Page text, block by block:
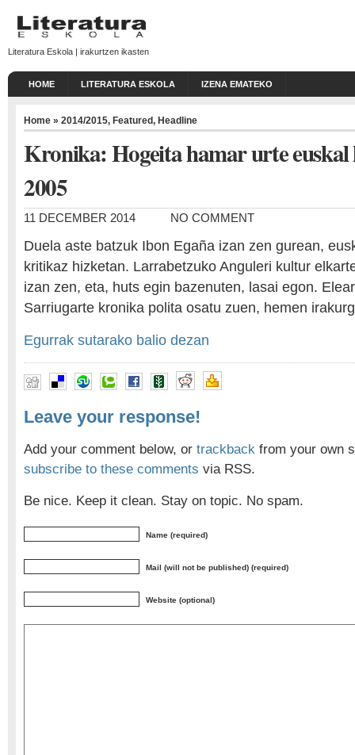
Literatura Eskola | irakurtzen ikasten
HOME LITERATURA ESKOLA IZENA EMATEKO
Home » 2014/2015, Featured, Headline
Kronika: Hogeita hamar urte
2005
11 DECEMBER 2014 NO COMMENT
Duela aste batzuk Ibon Egaña izan zen gurean,
kritikaz hizketan. Larrabetzuko Anguleri kultur
izan zen, eta, huts egin bazenuten, lasai egon.
Sarriugarte kronika polita osatu zuen, hemen
Egurrak sutarako balio dezan
Leave your response!
Add your comment below, or trackback from your own
subscribe to these comments via RSS.
Be nice. Keep it clean. Stay on topic. No spam.
Name (required)
Mail (will not be published) (required)
Website (optional)